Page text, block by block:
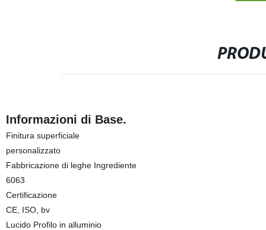
Informazioni di Base.
Finitura superficiale
personalizzato
Fabbricazione di leghe Ingrediente
6063
Certificazione
CE, ISO, bv
Lucido Profilo in alluminio